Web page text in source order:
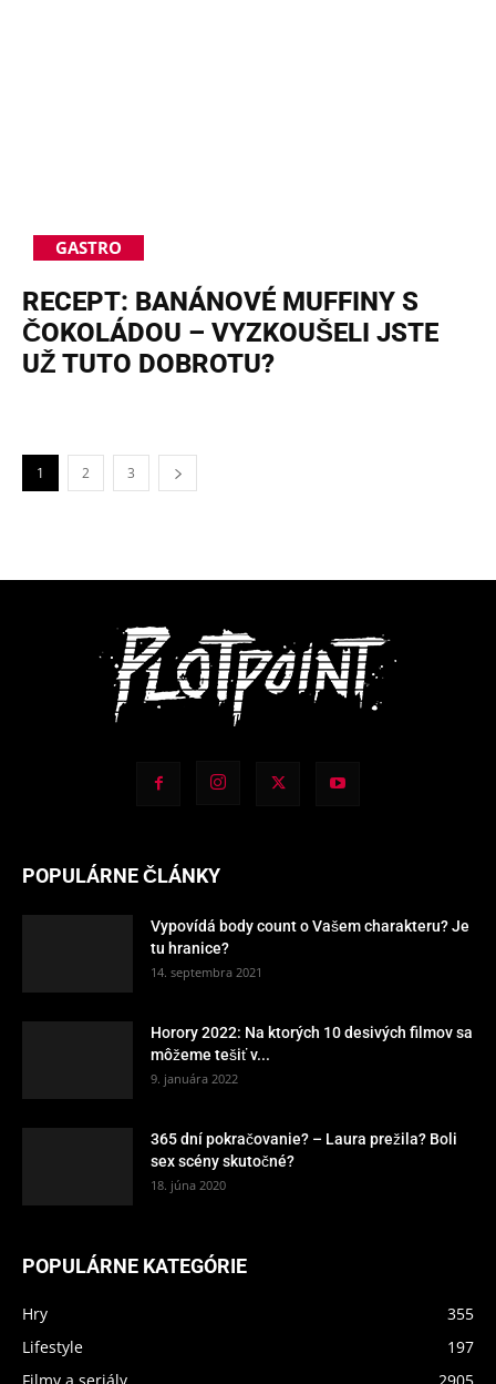
GASTRO
RECEPT: BANÁNOVÉ MUFFINY S
ČOKOLÁDOU – VYZKOUŠELI JSTE
UŽ TUTO DOBROTU?
1 2 3
POPULÁRNE ČLÁNKY
Vypovídá body count o Vašem charakteru? Je
tu hranice?
14. septembra 2021
Horory 2022: Na ktorých 10 desivých filmov sa
môžeme tešiť v...
9. januára 2022
365 dní pokračovanie? – Laura prežila? Boli
sex scény skutočné?
18. júna 2020
POPULÁRNE KATEGÓRIE
Hry
355
Lifestyle
197